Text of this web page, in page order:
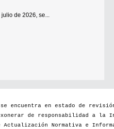
de 2026, se...
se encuentra en estado de
de responsabilidad a la
Actualización Normativa e